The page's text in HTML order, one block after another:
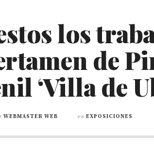
los
de
‘Villa de
WEBMASTER WEB en EXPOSICIONES